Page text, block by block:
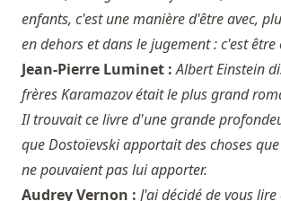
enfants, c'est une manière d'être avec,
en dehors et dans le jugement : c'est être
Jean-Pierre Luminet :Albert Einstein
frères Karamazov était le plus grand
Il trouvait ce livre d'une grande
que Dostoïevski apportait des choses
ne pouvaient pas lui apporter.
Audrey Vernon : J'ai décidé de vous